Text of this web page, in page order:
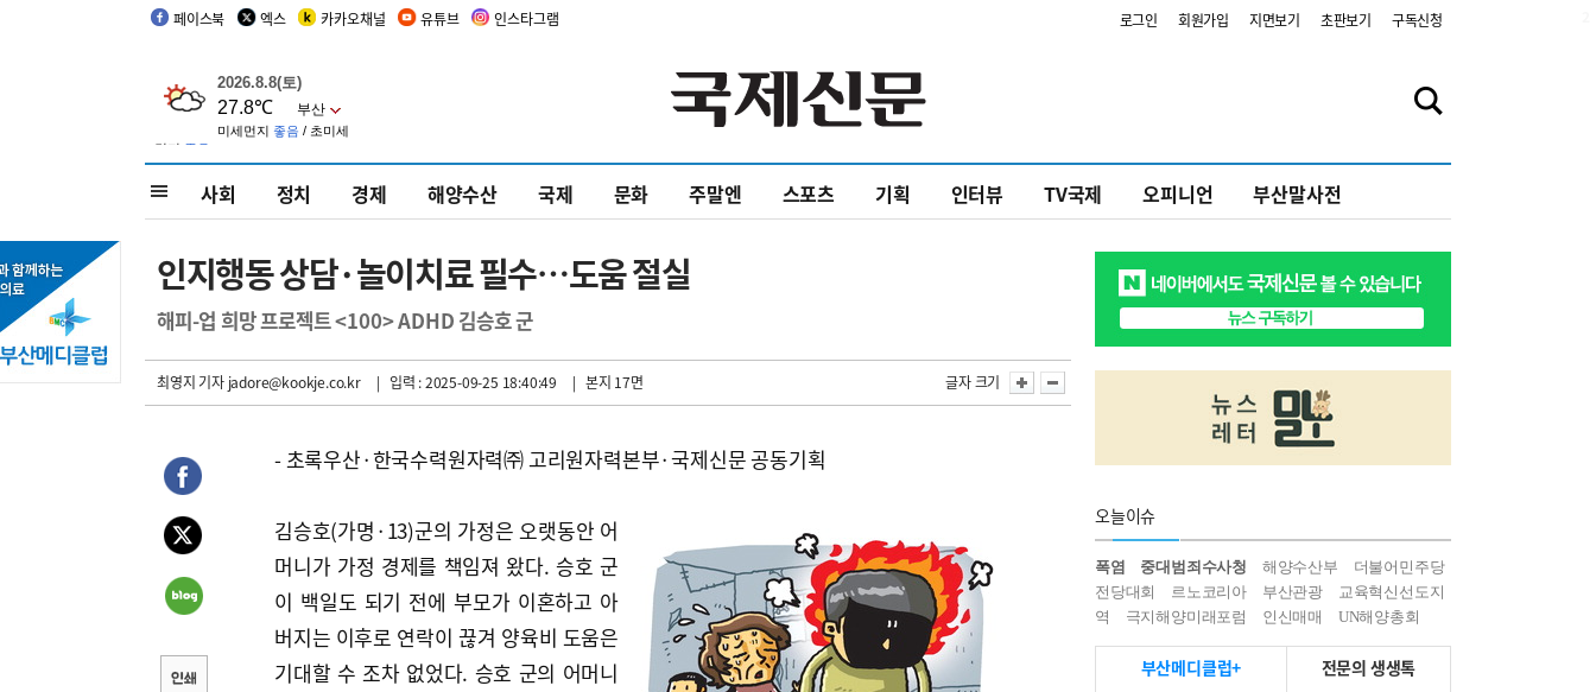
페이스북 엑스 카카오채널 유튜브 인스타그램 로그인 회원가입 지면보기 초판보기 구독신청
사회 정치 경제 해양수산 국제 문화 주말엔 스포츠 기획 인터뷰 TV국제 오피니언 부산말사전
인지행동 상담·놀이치료 필수…도움 절실
해피-업 희망 프로젝트 <100> ADHD 김승호 군
최영지 기자jadore@kookje.co.kr | 입력 : 2025-09-25 18:40:49 | 본지 17면 글자 크기
- 초록우산·한국수력원자력㈜ 고리원자력본부·국제신문 공동기획
김승호(가명·13)군의 가정은 오랫동안 어
머니가 가정 경제를 책임져 왔다. 승호 군
이 백일도 되기 전에 부모가 이혼하고 아
버지는 이후로 연락이 끊겨 양육비 도움은
기대할 수 조차 없었다. 승호 군의 어머니
오늘이슈
폭염 중대범죄수사청 해양수산부
더불어민주당
전당대회
르노코리아 부산관광
교육혁신선도지
역
극지해양미래포럼 인신매매 UN해양총회
부산메디클럽+ 전문의 생생톡